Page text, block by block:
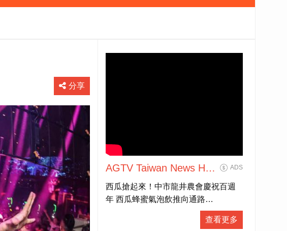
分享
AGTV Taiwan News HD
Live大全民前衛新聞HD
直播
ADS
西瓜搶起來！中市龍井農會慶祝百週
年 西瓜蜂蜜氣泡飲推向通路
#新聞直播 #即時新聞 #LiveNews
查看更多